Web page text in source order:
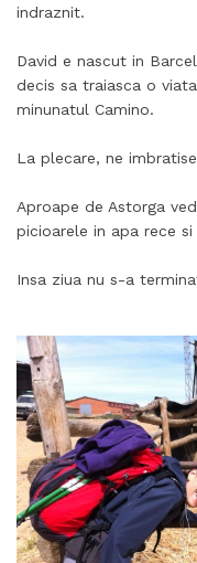
indraznit.
David e nascut in
decis sa traiasca o
minunatul Camino.
La plecare, ne
Aproape de Astorga
picioarele in apa rece
Insa ziua nu s-a